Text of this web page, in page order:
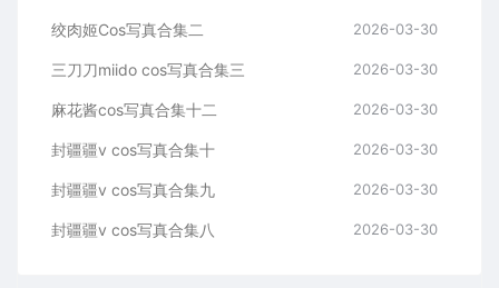
绞肉姬Cos写真合集二 2026-03-30
三刀刀miido cos写真合集三 2026-03-30
麻花酱cos写真合集十二 2026-03-30
封疆疆v cos写真合集十 2026-03-30
封疆疆v cos写真合集九 2026-03-30
封疆疆v cos写真合集八 2026-03-30